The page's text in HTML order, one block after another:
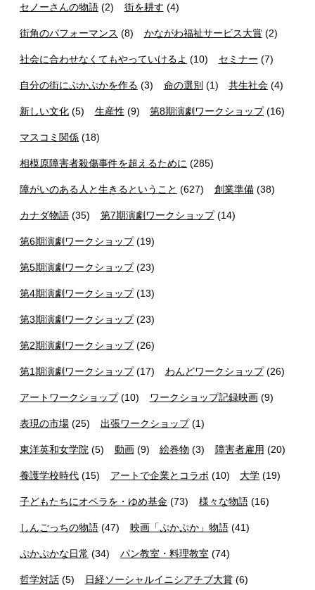
セノーさんの物語 (2) 街を耕す (4)
街角のパフォーマンス (8) かながわ福祉サービス大賞(2)
社会に合わせなくてもやっていけるよ (10) セミナー (7)
自分の街にぷかぷかを作る (3) 命の選別 (1) 共生社会 (4)
新しい文化 (5) 生産性 (9) 第8期演劇ワークショップ(16)
マスコミ関係 (18)
相模原障害者殺傷事件を超えるために (285)
障がいのある人と生きるということ (627) 創業準備(38)
カナダ物語 (35) 第7期演劇ワークショップ(14)
第6期演劇ワークショップ(19)
第5期演劇ワークショップ(23)
第4期演劇ワークショップ(13)
第3期演劇ワークショップ(23)
第2期演劇ワークショップ(26)
第1期演劇ワークショップ(17) わんどワークショップ(26)
アートワークショップ(10) ワークショップ記録映画(9)
表現の市場 (25) 出張ワークショップ(1)
東洋英和女学院 (5) 動画(9) 絵巻物 (3) 障害者雇用 (20)
養護学校時代 (15) アートで企業とコラボ (10) 大学 (19)
子どもたちにオペラを・ゆめ基金 (73) 様々な物語(16)
しんごっちの物語 (47) 映画「ぷかぷか」物語(41)
ぷかぷかな日常 (34) パン教室・料理教室 (74)
哲学対話 (5) 日経ソーシャルイニシアチブ大賞(6)